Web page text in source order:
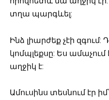
տղա պարգևել:
Ինձ լիարժեք չէի
կոմպլեքսը: Ես
աղջիկ է:
Ամուսինս տեսնում էր